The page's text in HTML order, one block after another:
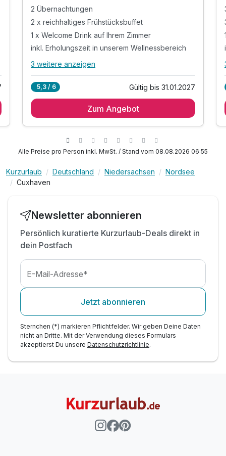
Studio
2 Erwachsene und 1 Kind
Ausstattung
Zusatznächte
Für 3 Tage p.P. ab 200,00 €
Suite Landseite A
2 Übernachtungen
2 x reichhaltiges Frühstücksbuffet
1 x Welcome Drink auf Ihrem Zimmer
inkl. Erholungszeit in unserem Wellnessbereich
Alle Inklusivleistungen
2 x reichhaltiges Frühstücksbuffet
inkl. Entspannung in unserer Vitalsauna
Leihbademantel
inkl. Nutzung W-Lan
3 weitere anzeigen
5,3 / 6 Gültig bis 31.01.2027
Zum Angebot
Alle Preise pro Person inkl. MwSt. / Stand vom 08.08.2026 06:55
Kurzurlaub Deutschland Niedersachsen
Nordsee
Cuxhaven
Newsletter abonnieren
Persönlich kuratierte Kurzurlaub-Deals direkt in
dein Postfach
E-Mail-Adresse*
Jetzt abonnieren
Sternchen (*) markieren Pflichtfelder. Wir geben Deine Daten
nicht an Dritte. Mit der Verwendung dieses Formulars
akzeptierst Du unsere Datenschutzrichtlinie.